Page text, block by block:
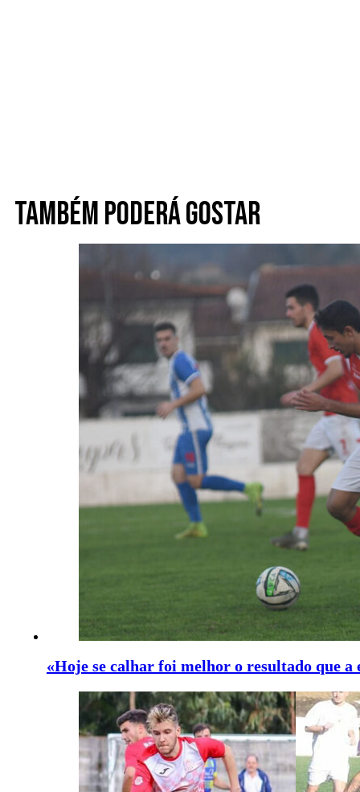
Também poderá gostar
«Hoje se calhar foi melhor o resultado que a